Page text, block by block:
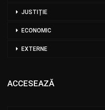
JUSTIȚIE
ECONOMIC
EXTERNE
ACCESEAZĂ